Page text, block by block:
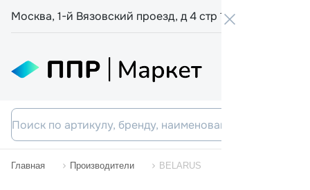
Москва, 1-й Вязовский проезд, д 4 стр 19
Главная Производители BELARUS